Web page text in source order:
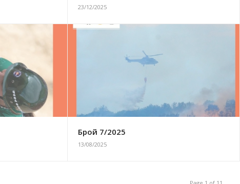
23/12/2025
Брой 7/2025
13/08/2025